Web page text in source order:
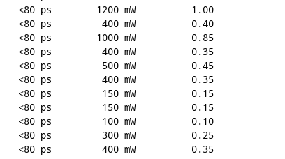
<80 ps        1200 mW          1.00
<80 ps         400 mW          0.40
<80 ps        1000 mW          0.85
<80 ps         400 mW          0.35
<80 ps         500 mW          0.45
<80 ps         400 mW          0.35
<80 ps         150 mW          0.15
<80 ps         150 mW          0.15
<80 ps         100 mW          0.10
<80 ps         300 mW          0.25
<80 ps         400 mW          0.35